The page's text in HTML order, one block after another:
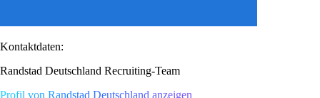
Kontaktdaten:
Randstad Deutschland Recruiting-Team
Profil von Randstad Deutschland anzeigen